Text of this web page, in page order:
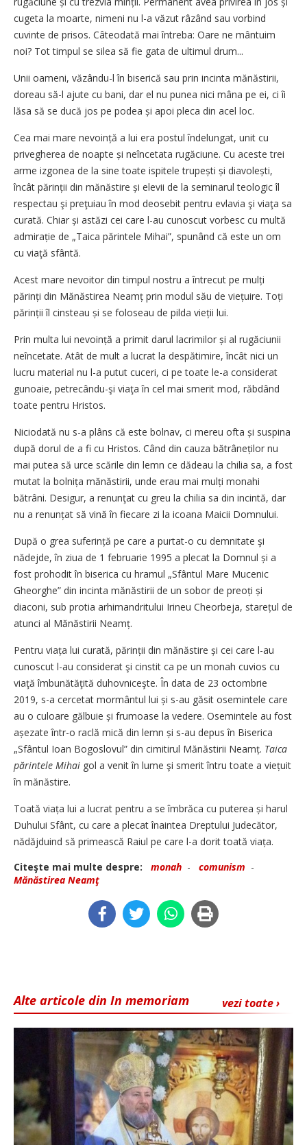
cugeta la moarte, nimeni nu l-a văzut râzând sau vorbind
cuvinte de prisos. Câteodată mai întreba: Oare ne mântuim
noi? Tot timpul se silea să fie gata de ultimul drum...
Unii oameni, văzându-l în biserică sau prin incinta mănăstirii,
doreau să-l ajute cu bani, dar el nu punea nici mâna pe ei, ci îi
lăsa să se ducă jos pe podea și apoi pleca din acel loc.
Cea mai mare nevoință a lui era postul îndelungat, unit cu
privegherea de noapte și neîncetata rugăciune. Cu aceste trei
arme izgonea de la sine toate ispitele trupești și diavolești,
încât părinții din mănăstire și elevii de la seminarul teologic îl
respectau şi preţuiau în mod deosebit pentru evlavia şi viaţa sa
curată. Chiar și astăzi cei care l-au cunoscut vorbesc cu multă
admirație de „Taica părintele Mihai”, spunând că este un om
cu viaţă sfântă.
Acest mare nevoitor din timpul nostru a întrecut pe mulți
părinți din Mănăstirea Neamț prin modul său de viețuire. Toți
părinții îl cinsteau și se foloseau de pilda vieții lui.
Prin multa lui nevoință a primit darul lacrimilor și al rugăciunii
neîncetate. Atât de mult a lucrat la despătimire, încât nici un
lucru material nu l-a putut cuceri, ci pe toate le-a considerat
gunoaie, petrecându-şi viaţa în cel mai smerit mod, răbdând
toate pentru Hristos.
Niciodată nu s-a plâns că este bolnav, ci mereu ofta și suspina
după dorul de a fi cu Hristos. Când din cauza bătrâneților nu
mai putea să urce scările din lemn ce dădeau la chilia sa, a fost
mutat la bolnița mănăstirii, unde erau mai mulți monahi
bătrâni. Desigur, a renunţat cu greu la chilia sa din incintă, dar
nu a renunțat să vină în fiecare zi la icoana Maicii Domnului.
După o grea suferință pe care a purtat-o cu demnitate şi
nădejde, în ziua de 1 februarie 1995 a plecat la Domnul și a
fost prohodit în biserica cu hramul „Sfântul Mare Mucenic
Gheorghe” din incinta mănăstirii de un sobor de preoți și
diaconi, sub protia arhimandritului Irineu Cheorbeja, starețul de
atunci al Mănăstirii Neamț.
Pentru viața lui curată, părinții din mănăstire și cei care l-au
cunoscut l-au considerat şi cinstit ca pe un monah cuvios cu
viaţă îmbunătăţită duhovniceşte. În data de 23 octombrie
2019, s-a cercetat mormântul lui și s-au găsit osemintele care
au o culoare gălbuie și frumoase la vedere. Osemintele au fost
așezate într-o raclă mică din lemn și s-au depus în Biserica
„Sfântul Ioan Bogoslovul” din cimitirul Mănăstirii Neamț. Taica
părintele Mihai gol a venit în lume şi smerit întru toate a viețuit
în mănăstire.
Toată viața lui a lucrat pentru a se îmbrăca cu puterea și harul
Duhului Sfânt, cu care a plecat înaintea Dreptului Judecător,
nădăjduind să primească Raiul pe care l-a dorit toată viața.
Citeşte mai multe despre:
monah - comunism -
Mănăstirea Neamţ
vezi toate ›
Alte articole din In memoriam